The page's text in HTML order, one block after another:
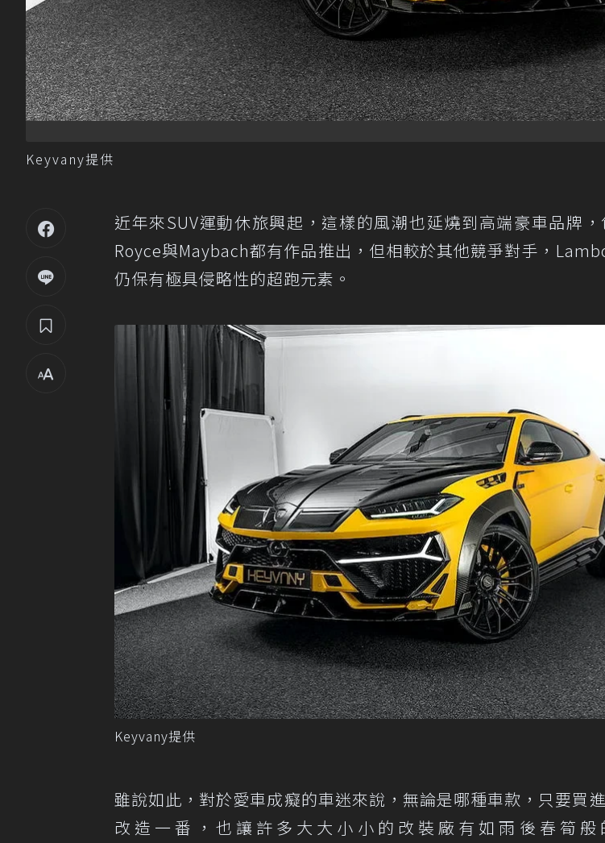
Keyvany提供
近年來SUV運動休旅興起，這樣的風潮也延燒到高端豪車品牌
Royce與Maybach都有作品推出，但相較於其他競爭對手，
仍保有極具侵略性的超跑元素。
Keyvany提供
雖說如此，對於愛車成癡的車迷來說，無論是哪種車款，只要買
改造一番，也讓許多大大小小的改裝廠有如雨後春筍